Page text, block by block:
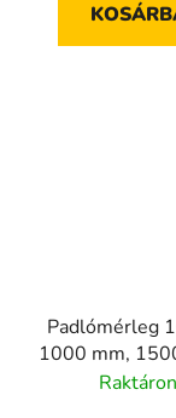
Padlómérleg
1000 mm,
hitelesített
Raktáron